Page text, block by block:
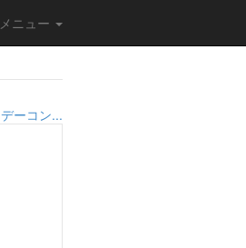
メニュー
ーコン...